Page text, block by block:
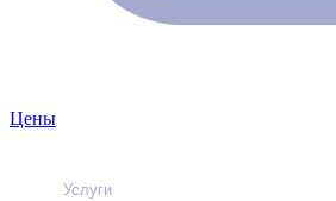
Цены
Услуги